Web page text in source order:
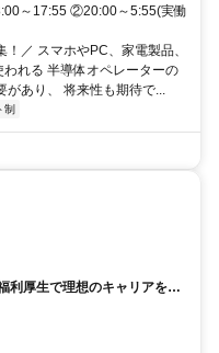
～17:55 ②20:00～5:55(実働
／ スマホやPC、家電製品、
れる 半導体オペレーターの
があり、 将来性も期待で...
制
利厚生で理想のキャリアを創